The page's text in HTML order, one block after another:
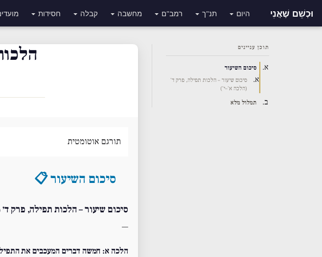
וּכְשֵׁם שֶׁאֲנִי היום תנ"ך רמב"ם מחשבה קבלה חסידות
תוכן עניינים
סיכום השיעור
סיכום שיעור – הלכות תפילה, פרק ד'
(הלכה א'–י')
תמלול מלא
תורגם אוטומטית
סיכום השיעור 📋
סיכום שיעור – הלכות תפילה, פרק ד׳
—
הלכה א: חמשה דברים המעכבים את